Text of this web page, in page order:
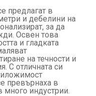
предлагат в
и дебелини на
за да
Освен това
и гладката
на течности и
С отличната си
превърнаха в
индустрии.